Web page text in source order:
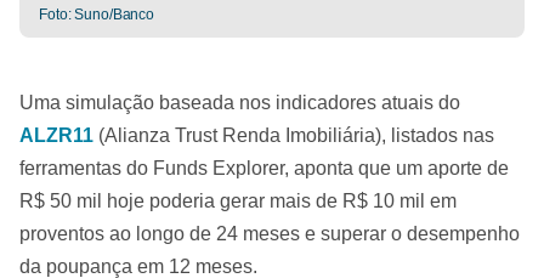
Foto: Suno/Banco
Uma simulação baseada nos indicadores atuais do
ALZR11 (Alianza Trust Renda Imobiliária), listados nas
ferramentas do Funds Explorer, aponta que um aporte de
R$ 50 mil hoje poderia gerar mais de R$ 10 mil em
proventos ao longo de 24 meses e superar o desempenho
da poupança em 12 meses.